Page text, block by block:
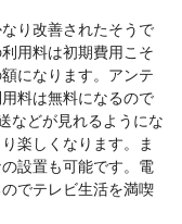
り改善されたそうで
用料は初期費用こそ
になります。アンテ
料は無料になるので
などが見れるようにな
楽しくなります。ま
設置も可能です。電
でテレビ生活を満喫